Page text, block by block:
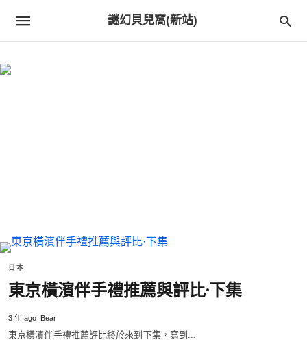
謎幻貝兒窩(新站)
日本
東京橫濱伴手禮推薦與評比·下集
3 年 ago Bear
東京橫濱伴手禮推薦評比終於來到下集，寫到...